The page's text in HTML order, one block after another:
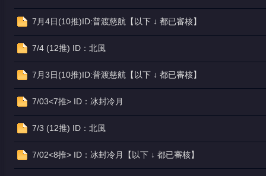
7月4日(10推)ID:普渡慈航【以下 ↓ 都已審核】
7/4 (12推) ID：北風
7月3日(10推)ID:普渡慈航【以下 ↓ 都已審核】
7/03<7推> ID：冰封冷月
7/3 (12推) ID：北風
7/02<8推> ID：冰封冷月【以下 ↓ 都已審核】